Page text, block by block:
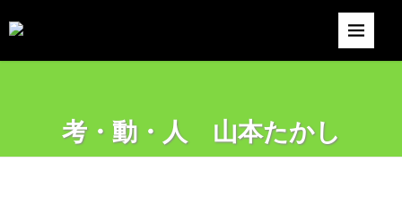
考・動・人 山本たかし